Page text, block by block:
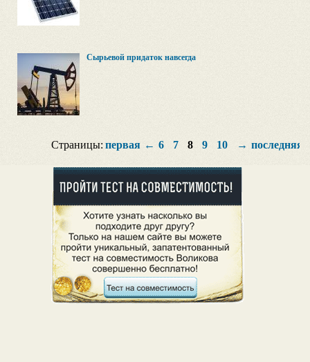
Сырьевой придаток навсегда
Страницы: первая ← 6 7 8 9 10 → последняя